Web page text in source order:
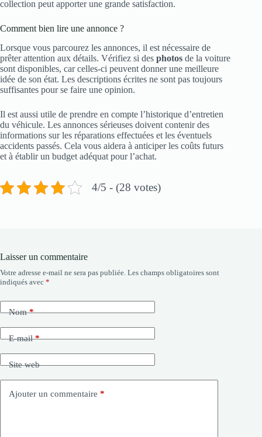
collection peut apporter une grande satisfaction.
Comment bien lire une annonce ?
Lorsque vous parcourez les annonces, il est nécessaire de
prêter attention aux détails. Vérifiez si des photos de la voiture
sont disponibles, car celles-ci peuvent donner une meilleure
idée de son état. Les descriptions écrites ne sont pas toujours
suffisantes pour se faire une opinion.
Il est aussi utile de prendre en compte l’historique d’entretien
du véhicule. Les annonces sérieuses doivent contenir des
informations sur les réparations effectuées et les éventuels
accidents passés. Cela vous aidera à anticiper les coûts futurs
et à établir un budget adéquat pour l’achat.
4/5 - (28 votes)
Laisser un commentaire
Votre adresse e-mail ne sera pas publiée. Les champs obligatoires sont
indiqués avec *
Nom*
E-mail*
Site web
Ajouter un commentaire *